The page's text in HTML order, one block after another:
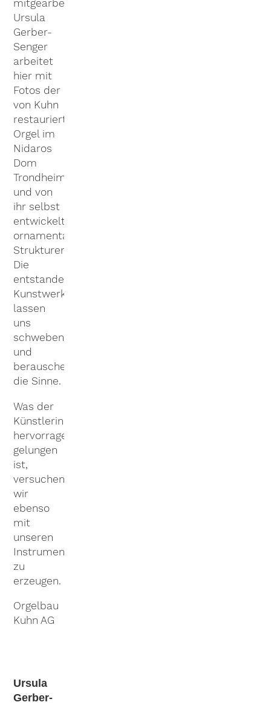
mitgearbeitet.
Ursula
Gerber-
Senger
arbeitet
hier mit
Fotos der
von Kuhn
restaurierten
Orgel im
Nidaros
Dom
Trondheim
und von
ihr selbst
entwickelten
ornamentalen
Strukturen.
Die
entstandenen
Kunstwerke
lassen
uns
schweben
und
berauschen
die Sinne.
Was der
Künstlerin
hervorragend
gelungen
ist,
versuchen
wir
ebenso
mit
unseren
Instrumenten
zu
erzeugen.
Orgelbau
Kuhn AG
Ursula
Gerber-